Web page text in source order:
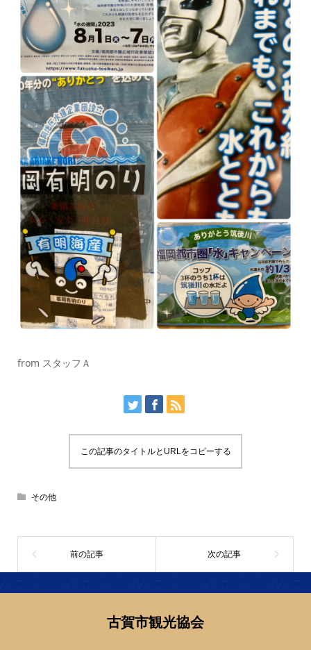
from スタッフＡ
この記事のタイトルとURLをコピーする
その他
古賀市観光協会